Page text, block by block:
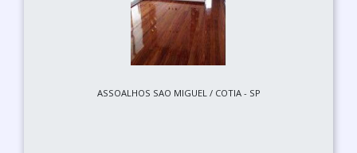
ASSOALHOS SAO MIGUEL / COTIA - SP